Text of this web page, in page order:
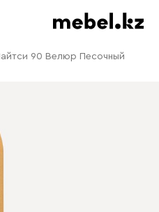
90 Велюр Песочный